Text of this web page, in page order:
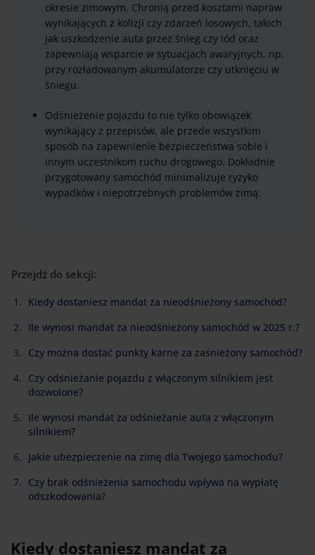
okresie zimowym. Chronią przed kosztami napraw
wynikających z kolizji czy zdarzeń losowych, takich
jak uszkodzenie auta przez śnieg czy lód oraz
zapewniają wsparcie w sytuacjach awaryjnych, np.
przy rozładowanym akumulatorze czy utknięciu w
śniegu.
Odśnieżenie pojazdu to nie tylko obowiązek
wynikający z przepisów, ale przede wszystkim
sposób na zapewnienie bezpieczeństwa sobie i
innym uczestnikom ruchu drogowego. Dokładnie
przygotowany samochód minimalizuje ryzyko
wypadków i niepotrzebnych problemów zimą.
Przejdź do sekcji:
Kiedy dostaniesz mandat za nieodśnieżony samochód?
Ile wynosi mandat za nieodśnieżony samochód w 2025 r.?
Czy można dostać punkty karne za zaśnieżony samochód?
Czy odśnieżanie pojazdu z włączonym silnikiem jest
dozwolone?
Ile wynosi mandat za odśnieżanie auta z włączonym
silnikiem?
Jakie ubezpieczenie na zimę dla Twojego samochodu?
Czy brak odśnieżenia samochodu wpływa na wypłatę
odszkodowania?
Kiedy dostaniesz mandat za